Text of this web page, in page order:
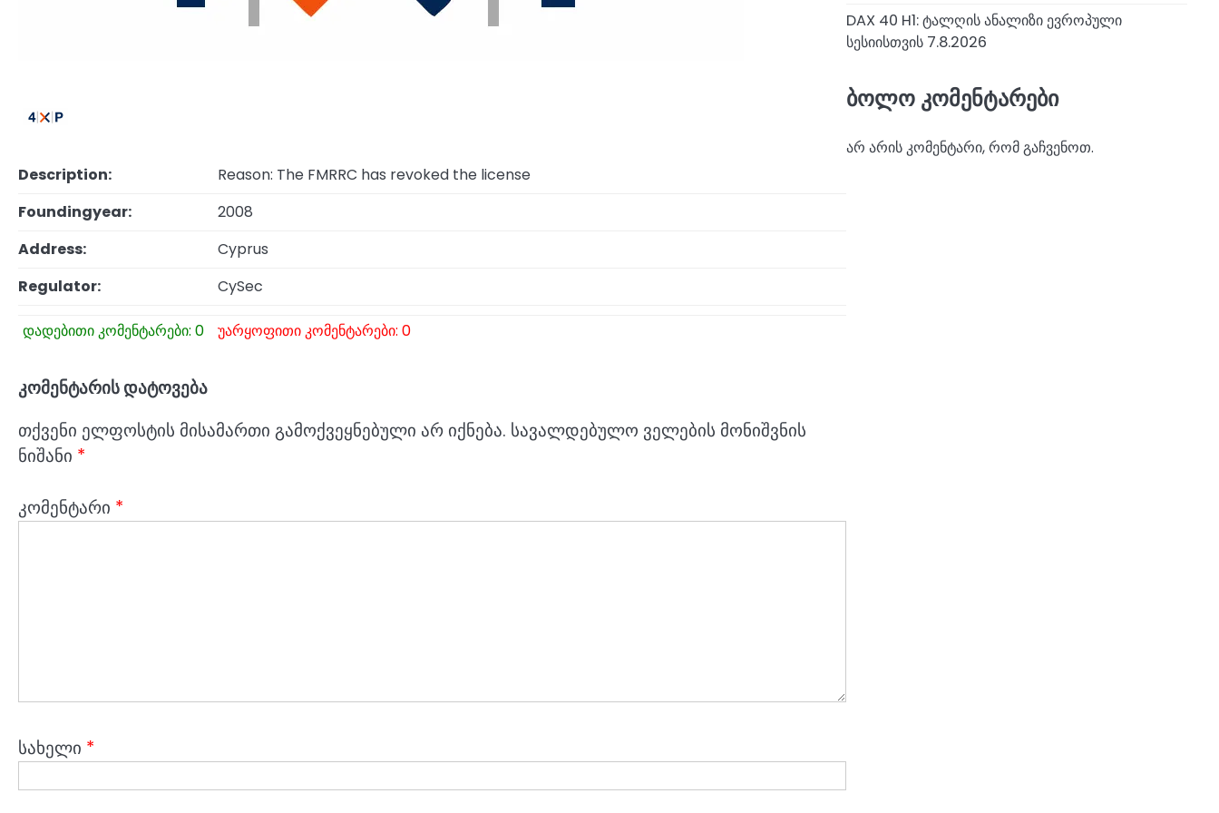
Description:
Reason: The FMRRC has revoked the license
Foundingyear:
2008
Address:
Cyprus
Regulator:
CySec
დადებითი კომენტარები: 0 უარყოფითი კომენტარები: 0
კომენტარის დატოვება
თქვენი ელფოსტის მისამართი გამოქვეყნებული არ იქნება. სავალდებულო ველების მონიშვნის
ნიშანი *
კომენტარი *
სახელი *
DAX 40 H1: ტალღის ანალიზი ევროპული
სესიისთვის 7.8.2026
ბოლო კომენტარები
არ არის კომენტარი, რომ გაჩვენოთ.